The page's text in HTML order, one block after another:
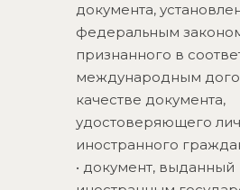
документа,
федеральным
признанного в
международным
качестве документа,
удостоверяющего
иностранного
• документ, выданный